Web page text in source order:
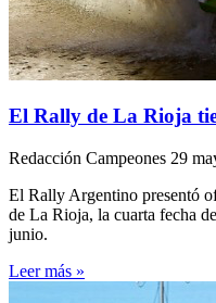
El Rally de La Rioja
Redacción Campeones 29
El Rally Argentino presentó
de La Rioja, la cuarta fecha
junio.
Leer más »